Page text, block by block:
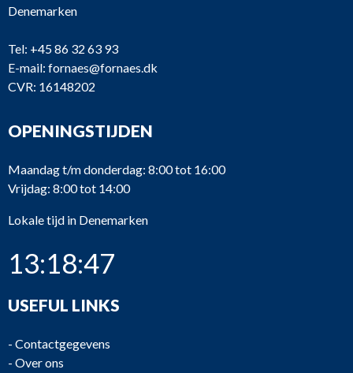
Denemarken
Tel: +45 86 32 63 93
E-mail: fornaes@fornaes.dk
CVR: 16148202
OPENINGSTIJDEN
Maandag t/m donderdag: 8:00 tot 16:00
Vrijdag: 8:00 tot 14:00
Lokale tijd in Denemarken
13:18:47
USEFUL LINKS
- Contactgegevens
- Over ons